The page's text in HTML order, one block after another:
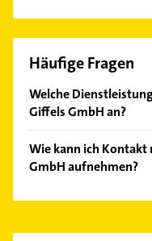
Häufige Fragen
Welche
Giffels GmbH an?
Accessoires,
Dance Sneaker und
Wie kann ich
GmbH aufnehmen?